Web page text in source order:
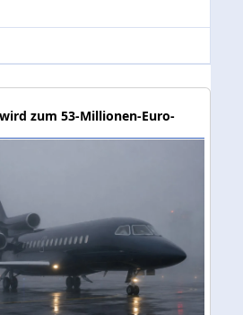
zum 53-Millionen-Euro-